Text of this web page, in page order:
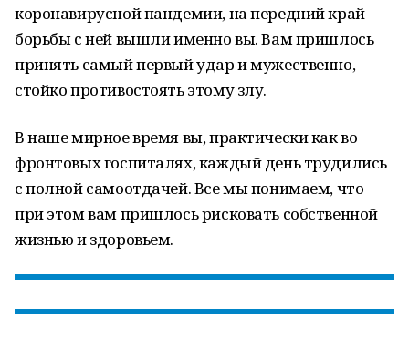
коронавирусной пандемии, на передний край
борьбы с ней вышли именно вы. Вам пришлось
принять самый первый удар и мужественно,
стойко противостоять этому злу.
В наше мирное время вы, практически как во
фронтовых госпиталях, каждый день трудились
с полной самоотдачей. Все мы понимаем, что
при этом вам пришлось рисковать собственной
жизнью и здоровьем.